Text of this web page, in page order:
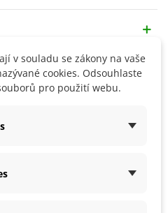
v souladu se zákony na vaše
cookies. Odsouhlaste
pro použití webu.